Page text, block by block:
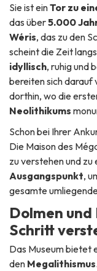
Sie ist einTor zu
das über5.000
Wéris, das zu den
scheint die Zeit
idyllisch, ruhig und
bereiten sich darauf
dorthin, wo die
Neolithikums
Schon bei Ihrer
Die Maison des
zu verstehen und zu
Ausgangspunkt,
gesamte
Dolmen
Schritt
Das Museum bietet
den Megalithismus